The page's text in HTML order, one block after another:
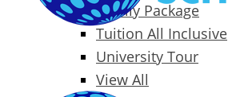
Family Package
Tuition All Inclusive
University Tour
View All